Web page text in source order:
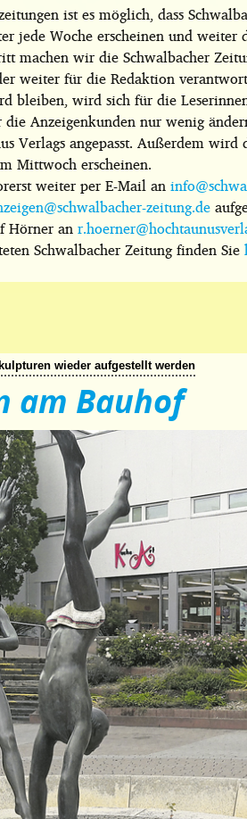
ist es möglich, dass
jede Woche erscheinen und
machen wir die Schwalbacher
weiter für die Redaktion
bleiben, wird sich für die
Anzeigenkunden nur wenig
Verlags angepasst. Außerdem
Mittwoch erscheinen.
weiter per E-Mail an
zeitung.de
Hörner an
Schwalbacher Zeitung finden Sie
wieder aufgestellt werden
am Bauhof